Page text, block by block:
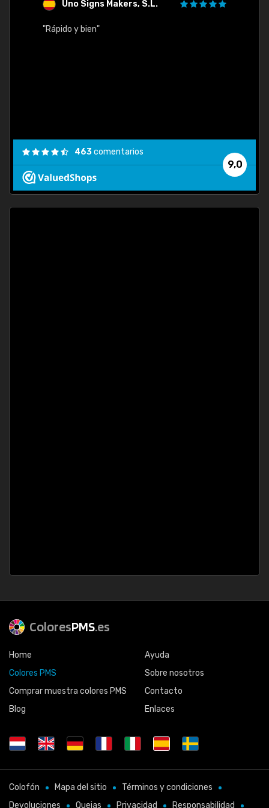
Uno Signs Makers, S.L.
"Rápido y bien"
9,0
463comentarios
ColoresPMS.es
Home
Colores PMS
Comprar muestra colores PMS
Blog
Ayuda
Sobre nosotros
Contacto
Enlaces
Colofón Mapa del sitio
Términos y condiciones
Devoluciones
Quejas Privacidad Responsabilidad